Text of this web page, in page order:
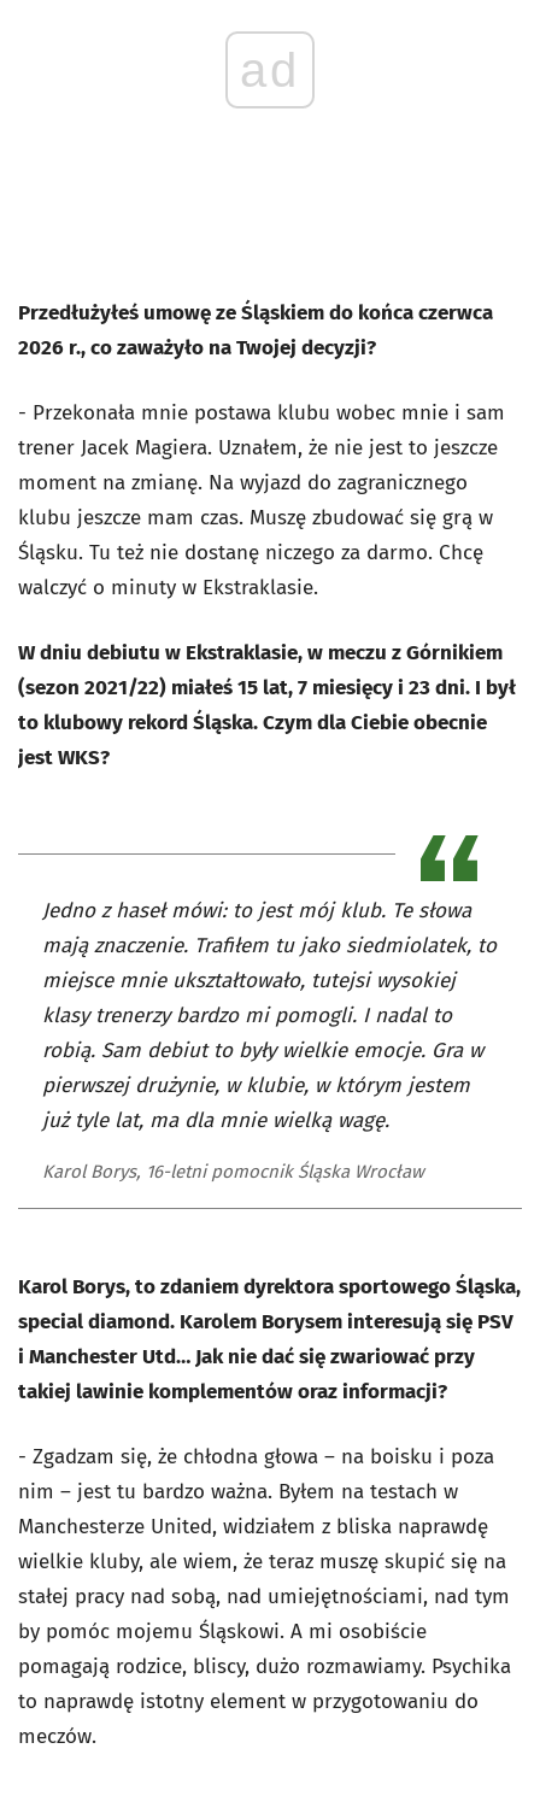
ad
Przedłużyłeś umowę ze Śląskiem do końca czerwca
2026 r., co zaważyło na Twojej decyzji?
- Przekonała mnie postawa klubu wobec mnie i sam
trener Jacek Magiera. Uznałem, że nie jest to jeszcze
moment na zmianę. Na wyjazd do zagranicznego
klubu jeszcze mam czas. Muszę zbudować się grą w
Śląsku. Tu też nie dostanę niczego za darmo. Chcę
walczyć o minuty w Ekstraklasie.
W dniu debiutu w Ekstraklasie, w meczu z Górnikiem
(sezon 2021/22) miałeś 15 lat, 7 miesięcy i 23 dni. I był
to klubowy rekord Śląska. Czym dla Ciebie obecnie
jest WKS?
Jedno z haseł mówi: to jest mój klub. Te słowa
mają znaczenie. Trafiłem tu jako siedmiolatek, to
miejsce mnie ukształtowało, tutejsi wysokiej
klasy trenerzy bardzo mi pomogli. I nadal to
robią. Sam debiut to były wielkie emocje. Gra w
pierwszej drużynie, w klubie, w którym jestem
już tyle lat, ma dla mnie wielką wagę.
Karol Borys, 16-letni pomocnik Śląska Wrocław
Karol Borys, to zdaniem dyrektora sportowego Śląska,
special diamond. Karolem Borysem interesują się PSV
i Manchester Utd… Jak nie dać się zwariować przy
takiej lawinie komplementów oraz informacji?
- Zgadzam się, że chłodna głowa – na boisku i poza
nim – jest tu bardzo ważna. Byłem na testach w
Manchesterze United, widziałem z bliska naprawdę
wielkie kluby, ale wiem, że teraz muszę skupić się na
stałej pracy nad sobą, nad umiejętnościami, nad tym
by pomóc mojemu Śląskowi. A mi osobiście
pomagają rodzice, bliscy, dużo rozmawiamy. Psychika
to naprawdę istotny element w przygotowaniu do
meczów.